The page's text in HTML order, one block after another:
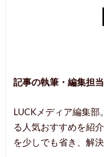
記事の執筆・編集担
LUCKメディア編集
る人気おすすめを紹
を少しでも省き、解